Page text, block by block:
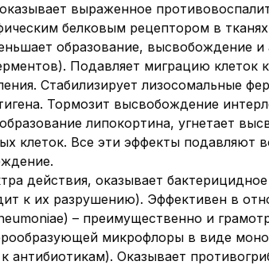
выраженное
белковым рецептором в
образование, высвобождение
Подавляет миграцию клеток
Стабилизирует лизосомальные
Тормозит высвобождение
липокортина, угнетает
клеток. Все эти эффекты подавляют
действия, оказывает
к их разрушению). Эффективен в
– преимущественно и
микрофлоры в виде
Оказывает